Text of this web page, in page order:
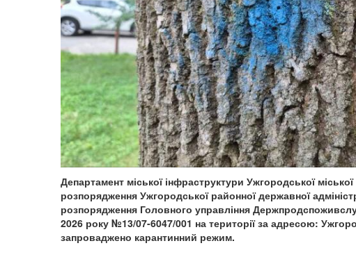
Департамент міської інфраструктури Ужгородської
розпорядження Ужгородської районної державної
розпорядження Головного управління
2026 року №13/07-6047/001 на території за адресою:
запроваджено карантинний режим.